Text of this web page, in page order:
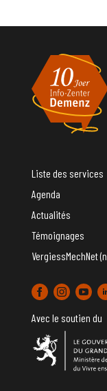
Liste des services
Agenda
Actualités
Témoignages
VergiessMechNet
Avec le soutien du